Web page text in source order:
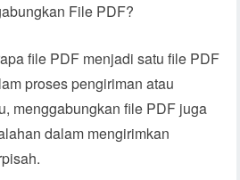
File PDF?
file PDF menjadi satu file PDF
proses pengiriman atau
menggabungkan file PDF juga
dalam mengirimkan